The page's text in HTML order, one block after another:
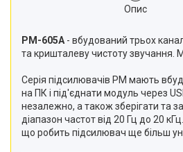
Опис
PM-605A - вбудований трьох
та кришталеву чистоту звучання.
Серія підсилювачів PM мають
на ПК і під'єднати модуль через
незалежно, а також зберігати та
діапазон частот від 20 Гц до 20
що робить підсилювач ще більш